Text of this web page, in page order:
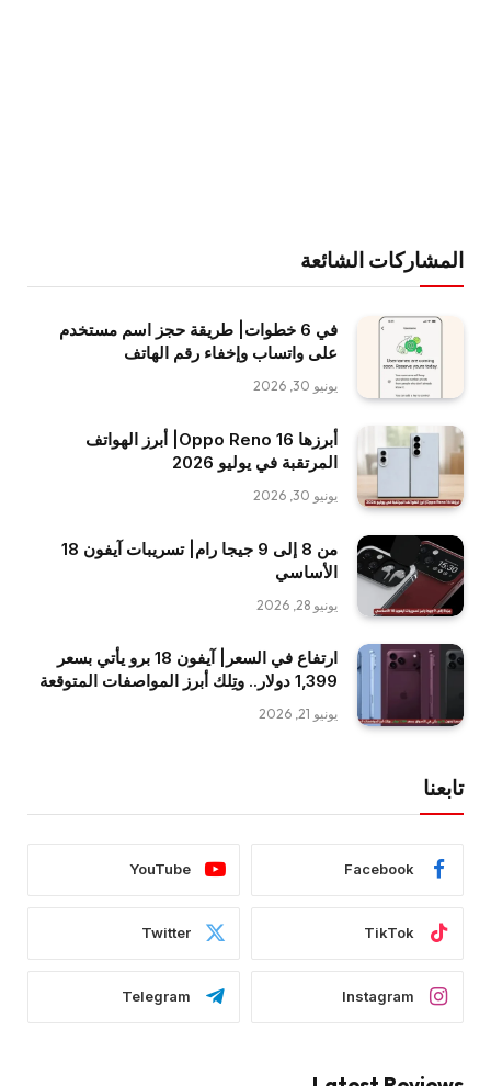
المشاركات الشائعة
في 6 خطوات| طريقة حجز اسم مستخدم
على واتساب وإخفاء رقم الهاتف
يونيو 30, 2026
أبرزها Oppo Reno 16| أبرز الهواتف
المرتقبة في يوليو 2026
يونيو 30, 2026
من 8 إلى 9 جيجا رام| تسريبات آيفون 18
الأساسي
يونيو 28, 2026
ارتفاع في السعر| آيفون 18 برو يأتي بسعر
1,399 دولار.. وتِلك أبرز المواصفات المتوقعة
يونيو 21, 2026
تابعنا
Facebook
YouTube
TikTok
Twitter
Instagram
Telegram